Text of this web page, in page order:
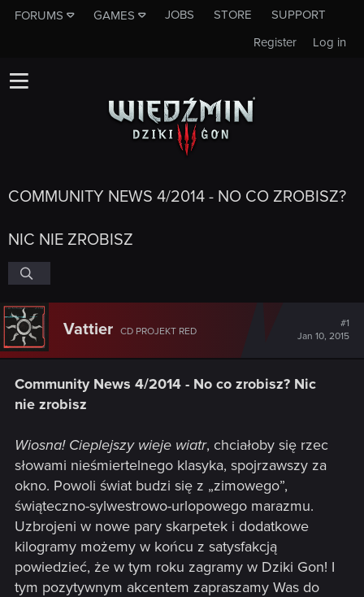
FORUMS GAMES JOBS STORE
SUPPORT
Log in
Register
COMMUNITY NEWS 4/2014 - NO CO ZROBISZ?
NIC NIE ZROBISZ
Vattier CD PROJEKT RED
#1
Jan 10, 2015
Community News 4/2014 - No co zrobisz? Nic
nie zrobisz
Wiosna! Cieplejszy wieje wiatr, chciałoby się rzec
słowami nieśmiertelnego klasyka, spojrzawszy za
okno. Powoli świat budzi się z „zimowego”,
świąteczno-sylwestrowo-urlopowego marazmu.
Uzbrojeni w nowe pary skarpetek i dodatkowe
kilogramy możemy w końcu z satysfakcją
powiedzieć, że w tym roku zagramy w Dziki Gon! I
tym pozytywnym akcentem zapraszamy Was do